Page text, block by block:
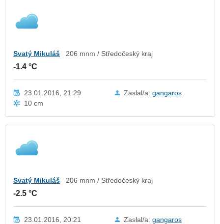
Svatý Mikuláš 206 mnm / Středočeský kraj
-1.4 °C
23.01.2016, 21:29 Zaslal/a: gangaros
10 cm
Svatý Mikuláš 206 mnm / Středočeský kraj
-2.5 °C
23.01.2016, 20:21 Zaslal/a: gangaros